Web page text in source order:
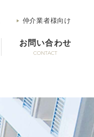
仲介業者様向け
お問い合わせ
CONTACT